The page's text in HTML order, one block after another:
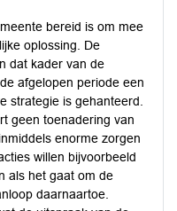
bereid is om mee
oplossing. De
dat kader van de
afgelopen periode een
strategie is gehanteerd.
geen toenadering van
enorme zorgen
willen bijvoorbeeld
als het gaat om de
daarnaartoe.